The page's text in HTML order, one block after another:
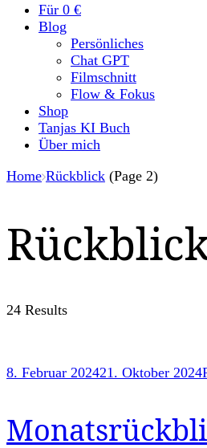
Für 0 €
Blog
Persönliches
Chat GPT
Filmschnitt
Flow & Fokus
Shop
Tanjas KI Buch
Über mich
Home Rückblick(Page 2)
24 Results
8. Februar 202421. Oktober 2024